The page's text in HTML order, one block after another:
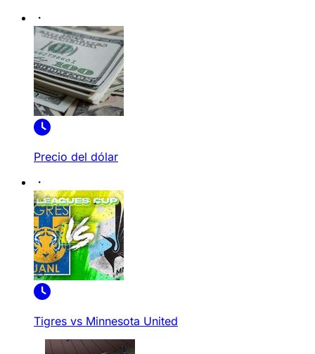
Precio del dólar
Tigres vs Minnesota United